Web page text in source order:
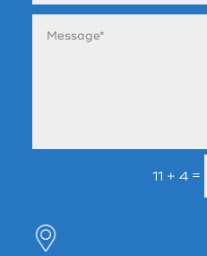
11 + 4 =